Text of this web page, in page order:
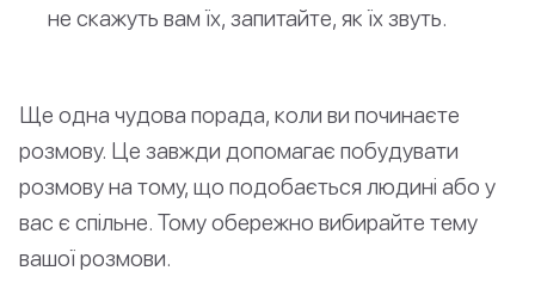
не скажуть вам їх, запитайте, як їх звуть.
Ще одна чудова порада, коли ви починаєте
розмову. Це завжди допомагає побудувати
розмову на тому, що подобається людині або у
вас є спільне. Тому обережно вибирайте тему
вашої розмови.